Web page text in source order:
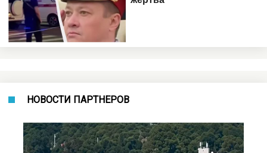
НОВОСТИ ПАРТНЕРОВ